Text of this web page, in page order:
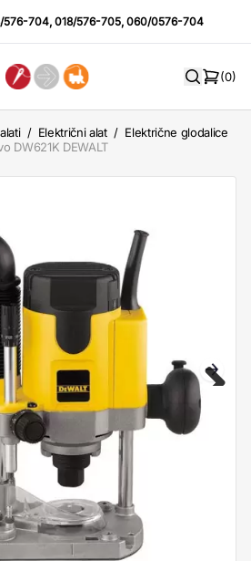
576-704,018/576-705,060/0576-704
(0)
/ Električni alat / Električne glodalice
DW621K DEWALT